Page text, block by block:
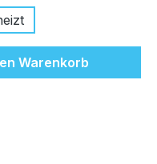
Warenkorb